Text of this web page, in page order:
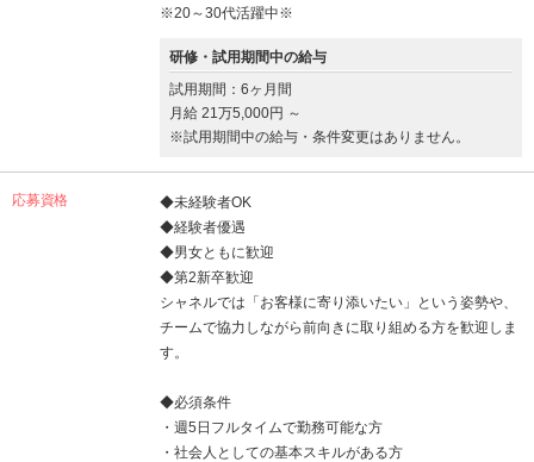
※20～30代活躍中※
研修・試用期間中の給与
試用期間：6ヶ月間
月給 21万5,000円 ～
※試用期間中の給与・条件変更はありません。
応募資格
◆未経験者OK
◆経験者優遇
◆男女ともに歓迎
◆第2新卒歓迎
シャネルでは「お客様に寄り添いたい」という姿勢や、
チームで協力しながら前向きに取り組める方を歓迎しま
す。
◆必須条件
・週5日フルタイムで勤務可能な方
・社会人としての基本スキルがある方